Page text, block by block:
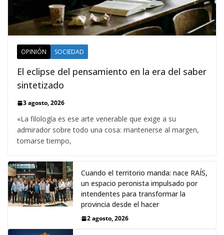
OPINIÓN SOCIEDAD
El eclipse del pensamiento en la era del saber
sintetizado
3 agosto, 2026
«La filología es ese arte venerable que exige a su
admirador sobre todo una cosa: mantenerse al margen,
tomarse tiempo,
Cuando el territorio manda: nace RAÍS,
un espacio peronista impulsado por
intendentes para transformar la
provincia desde el hacer
2 agosto, 2026